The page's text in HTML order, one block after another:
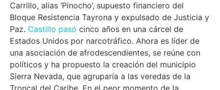
Carrillo, alias ‘Pinocho’, supuesto financiero del
Bloque Resistencia Tayrona y expulsado de Justicia y
Paz. Castillo pasó cinco años en una cárcel de
Estados Unidos por narcotráfico. Ahora es líder de
una asociación de afrodescendientes, se reúne con
políticos y ha propuesto la creación del municipio
Sierra Nevada, que agruparía a las veredas de la